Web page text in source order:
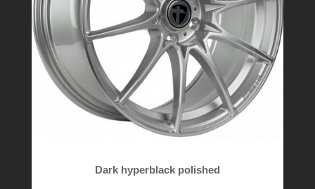
Dark hyperblack polished